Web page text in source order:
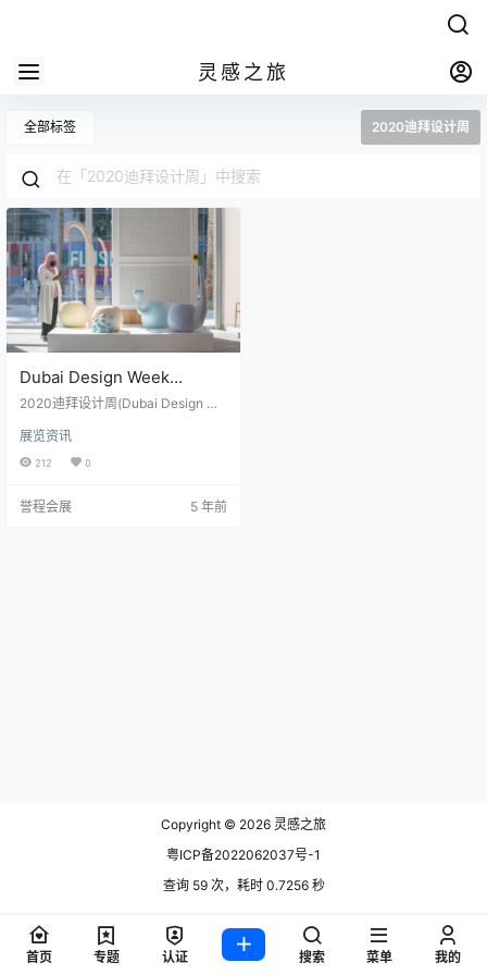
灵感之旅
全部标签 2020迪拜设计周
Dubai Design Week
2020：迪拜设计周必看活动
2020迪拜设计周(Dubai Design We
设计区（d3）举行，中东最重要的
创造力设计盛会；为期一周的演
sign Week)展览会提供了一个混合
展览资讯
212 0
誉程会展 5 年前
Copyright © 2026 灵感之旅
粤ICP备2022062037号-1
查询 59 次，耗时 0.7256 秒
首页 专题 认证 搜索 菜单 我的